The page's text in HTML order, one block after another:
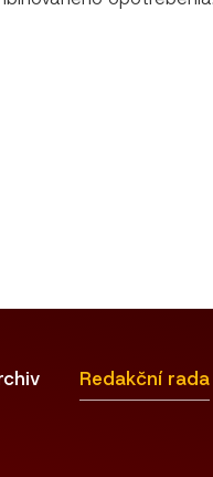
Redakční rada